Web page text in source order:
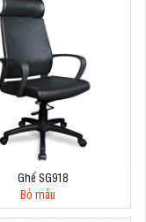
Ghế SG918
Bỏ mẫu